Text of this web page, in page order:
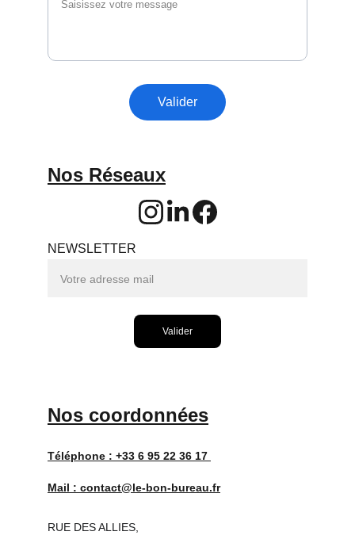
Valider
Téléphone : +33 6 95 22 36 17
Mail : contact@le-bon-bureau.fr
RUE DES ALLIES,
Nos Réseaux
Nos coordonnées
NEWSLETTER
Valider